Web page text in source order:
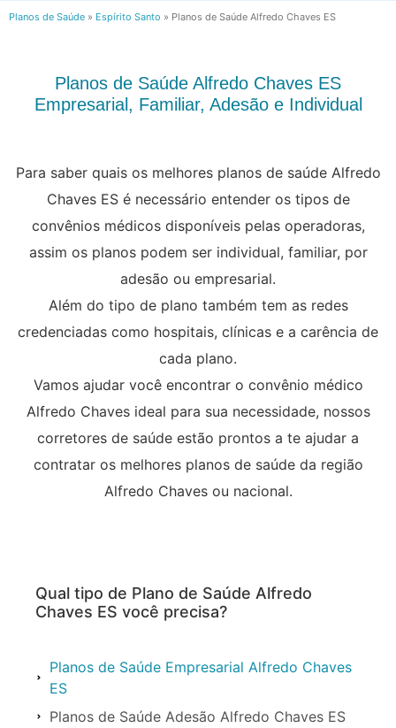
Planos de Saúde » Espírito Santo » Planos de Saúde Alfredo Chaves ES
Planos de Saúde Alfredo Chaves ES
Empresarial, Familiar, Adesão e Individual
Para saber quais os melhores planos de saúde Alfredo
Chaves ES é necessário entender os tipos de
convênios médicos disponíveis pelas operadoras,
assim os planos podem ser individual, familiar, por
adesão ou empresarial.
Além do tipo de plano também tem as redes
credenciadas como hospitais, clínicas e a carência de
cada plano.
Vamos ajudar você encontrar o convênio médico
Alfredo Chaves ideal para sua necessidade, nossos
corretores de saúde estão prontos a te ajudar a
contratar os melhores planos de saúde da região
Alfredo Chaves ou nacional.
Qual tipo de Plano de Saúde Alfredo
Chaves ES você precisa?
Planos de Saúde Empresarial Alfredo Chaves
ES
Planos de Saúde Adesão Alfredo Chaves ES